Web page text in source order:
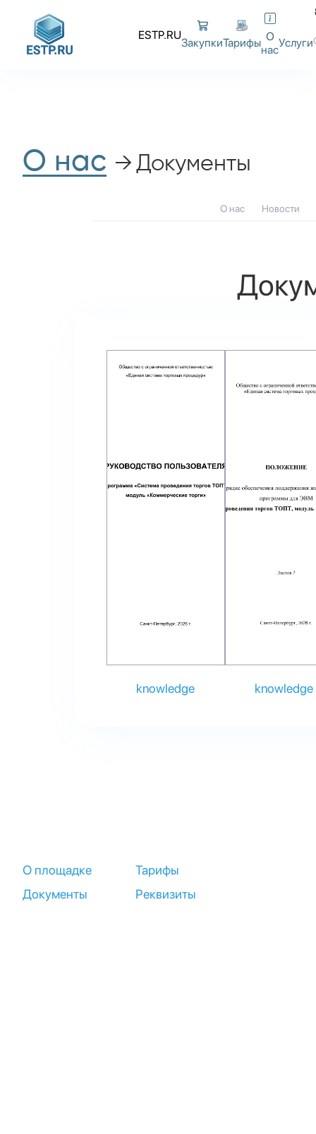
ESTP.RU
ЗакупкиТарифы О
насУслуги
О нас Документы
О нас Новости
knowledge knowledge
О площадке
Тарифы
Документы
Реквизиты